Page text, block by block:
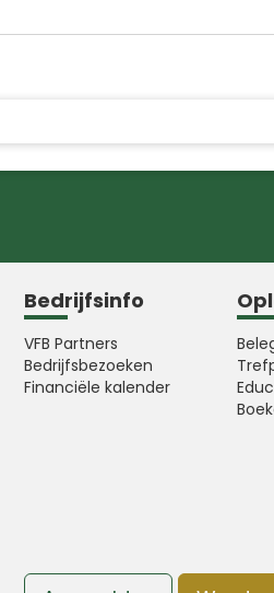
Bedrijfsinfo
VFB Partners
Bedrijfsbezoeken
Financiële kalender